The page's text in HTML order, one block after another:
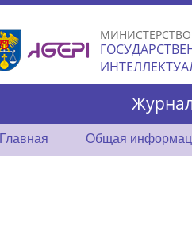
Главная Общая